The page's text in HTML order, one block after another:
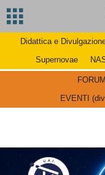
Didattica e
Supernovae
FORUM
EVENTI